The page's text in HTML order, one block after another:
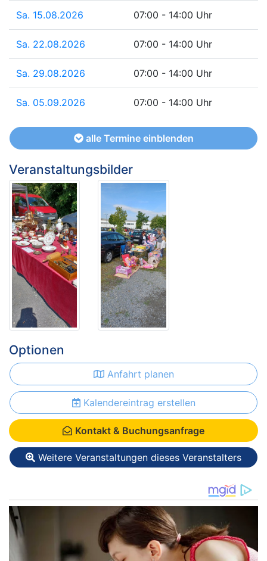
Sa. 15.08.2026 07:00 - 14:00 Uhr
Sa. 22.08.2026 07:00 - 14:00 Uhr
Sa. 29.08.2026 07:00 - 14:00 Uhr
Sa. 05.09.2026 07:00 - 14:00 Uhr
alle Termine einblenden
Veranstaltungsbilder
Optionen
Anfahrt planen
Kalendereintrag erstellen
Kontakt & Buchungsanfrage
Weitere Veranstaltungen dieses Veranstalters